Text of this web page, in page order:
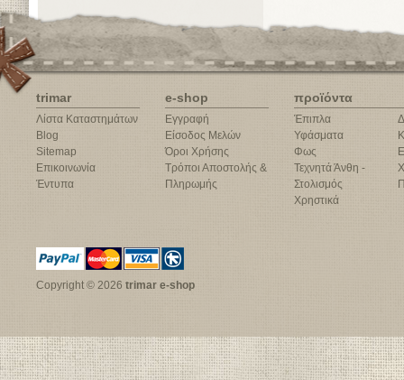
trimar
Λίστα Καταστημάτων
Blog
Sitemap
Επικοινωνία
Έντυπα
e-shop
Εγγραφή
Είσοδος Μελών
Όροι Χρήσης
Τρόποι Αποστολής &
Πληρωμής
προϊόντα
Έπιπλα
Υφάσματα
Φως
Τεχνητά Άνθη -
Στολισμός
Χρηστικά
Copyright © 2026 trimar e-shop